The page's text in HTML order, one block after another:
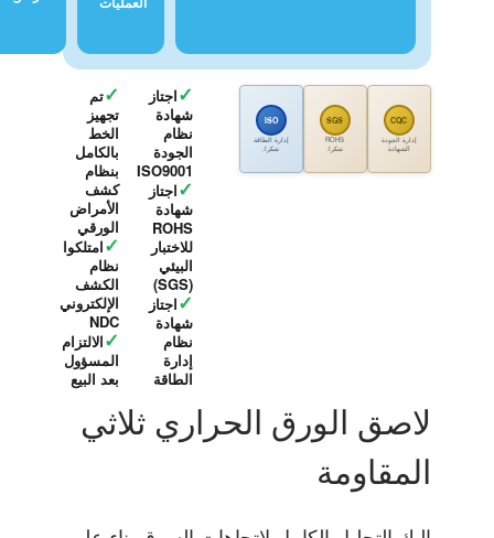
CQC
إدارة الجودة
الشهادة
SGS
ROHS
شكرا.
ISO
إدارة الطاقة
شكرا.
✓اجتاز
شهادة
نظام
الجودة
ISO9001
✓اجتاز
شهادة
ROHS
للاختبار
البيئي
(SGS)
✓اجتاز
شهادة
نظام
إدارة
الطاقة
✓تم
تجهيز
الخط
بالكامل
بنظام
كشف
الأمراض
الورقي
✓امتلكوا
نظام
الكشف
الإلكتروني
NDC
✓الالتزام
المسؤول
بعد البيع
لاصق الورق الحراري ثلاثي
المقاومة